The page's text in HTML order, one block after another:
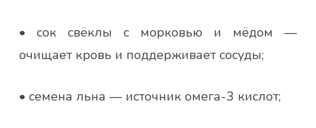
• сок свёклы с морковью и мёдом —
очищает кровь и поддерживает сосуды;
• семена льна — источник омега-3 кислот;